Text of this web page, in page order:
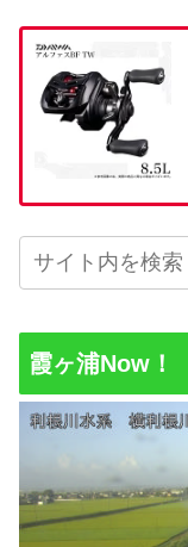
霞ヶ浦Now！